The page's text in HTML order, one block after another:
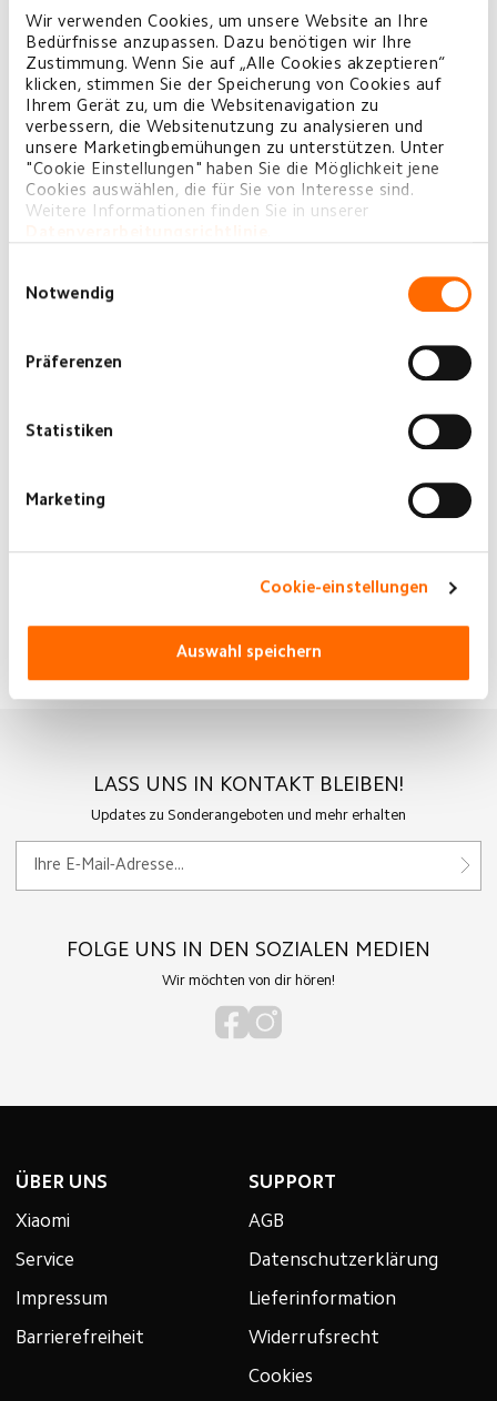
Wir verwenden Cookies, um unsere Website an Ihre
Bedürfnisse anzupassen. Dazu benötigen wir Ihre
Zustimmung. Wenn Sie auf „Alle Cookies akzeptieren“
klicken, stimmen Sie der Speicherung von Cookies auf
Ihrem Gerät zu, um die Websitenavigation zu
verbessern, die Websitenutzung zu analysieren und
unsere Marketingbemühungen zu unterstützen. Unter
"Cookie Einstellungen" haben Sie die Möglichkeit jene
Cookies auswählen, die für Sie von Interesse sind.
Weitere Informationen finden Sie in unserer
Notwendig
Präferenzen
Statistiken
Marketing
Cookie-einstellungen
Auswahl speichern
Menge
Gesamt: €219,99
contact@support.mi.com
LASS UNS IN KONTAKT BLEIBEN!
Updates zu Sonderangeboten und mehr erhalten
FOLGE UNS IN DEN SOZIALEN MEDIEN
Wir möchten von dir hören!
ÜBER UNS
Xiaomi
Service
Impressum
Barrierefreiheit
SUPPORT
AGB
Datenschutzerklärung
Lieferinformation
Widerrufsrecht
Cookies